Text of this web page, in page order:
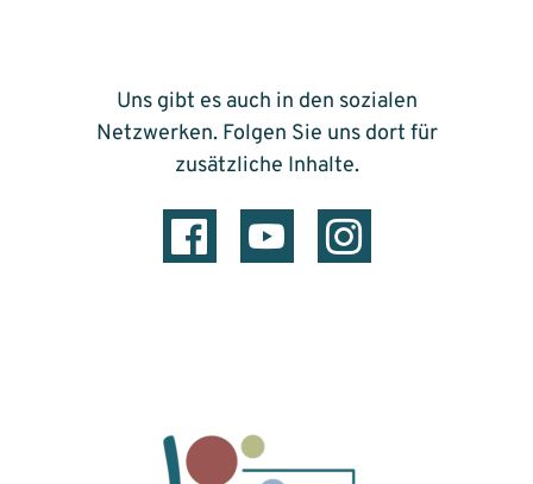
Uns gibt es auch in den sozialen
Netzwerken. Folgen Sie uns dort für
zusätzliche Inhalte.